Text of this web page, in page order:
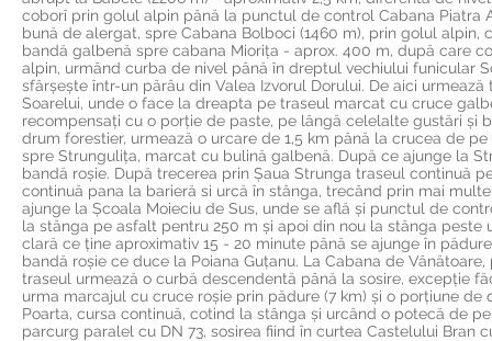
coborî prin golul alpin până la punctul de control Cabana Piatra
bună de alergat, spre Cabana Bolboci (1460 m), prin golul
bandă galbenă spre cabana Miorița - aprox. 400 m, după care
alpin, urmând curba de nivel până în dreptul vechiului funicular
sfârșește într-un pârâu din Valea Izvorul Dorului. De aici
Soarelui, unde o face la dreapta pe traseul marcat cu cruce
recompensați cu o porție de paste, pe lângă celelalte gustări și
drum forestier, urmează o urcare de 1,5 km până la crucea de
spre Strungulița, marcat cu bulină galbenă. După ce ajunge la
bandă roșie. După trecerea prin Șaua Strunga traseul continuă
continuă pana la barieră si urcă în stânga, trecând prin mai
ajunge la Școala Moieciu de Sus, unde se află și punctul de
la stânga pe asfalt pentru 250 m și apoi din nou la stânga
clară ce ține aproximativ 15 - 20 minute până se ajunge în
bandă roșie ce duce la Poiana Guțanu. La Cabana de
traseul urmează o curbă descendentă până la sosire, excepție
urma marcajul cu cruce roșie prin pădure (7 km) și o porțiune
Poarta, cursa continuă, cotind la stânga și urcând o potecă de
parcurg paralel cu DN 73, sosirea fiind în curtea Castelului Bran